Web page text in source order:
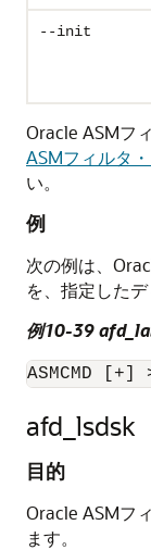
--init
Oracle ASMフ
ASMフィルタ
い。
例
次の例は、
を、指定したデ
例10-39
ASMCMD
afd_lsdsk
目的
Oracle ASMフ
ます。